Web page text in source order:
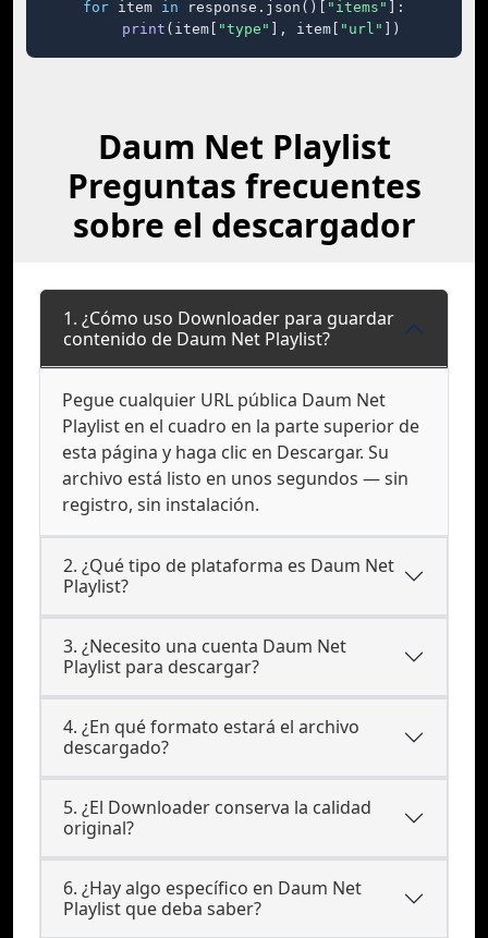
for item in response.json()[ "items"
]:
print (item[ "type" ], item[ "url" ])
Daum Net Playlist
Preguntas frecuentes
sobre el descargador
1. ¿Cómo uso Downloader para guardar
contenido de Daum Net Playlist?
Pegue cualquier URL pública Daum Net
Playlist en el cuadro en la parte superior de
esta página y haga clic en Descargar. Su
archivo está listo en unos segundos — sin
registro, sin instalación.
2. ¿Qué tipo de plataforma es Daum Net
Playlist?
3. ¿Necesito una cuenta Daum Net
Playlist para descargar?
4. ¿En qué formato estará el archivo
descargado?
5. ¿El Downloader conserva la calidad
original?
6. ¿Hay algo específico en Daum Net
Playlist que deba saber?